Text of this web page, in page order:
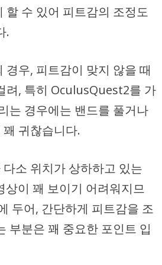
할 수 있어 피트감의 조정도
.
경우, 피트감이 맞지 않을 때
려, 특히 OculusQuest2를 가
는 경우에는 밴드를 풀거나
귀찮습니다.
소 위치가 상하하고 있는
상이 꽤 보이기 어려워지므
두어, 간단하게 피트감을 조
부분은 꽤 중요한 포인트 입